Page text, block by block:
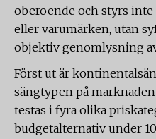
oberoende och styrs
eller varumärken, utan
objektiv genomlysning
Först ut är
sängtypen på
testas i fyra olika
budgetalternativ under